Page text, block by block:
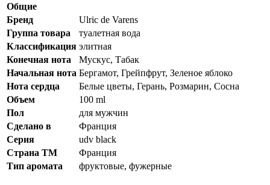
Общие
Бренд
Ulric de Varens
Группа товара
туалетная вода
Классификация элитная
Конечная нота
Мускус, Табак
Начальная нота Бергамот, Грейпфрут, Зеленое яблоко
Нота сердца
Белые цветы, Герань, Розмарин, Сосна
Объем
100 ml
Пол
для мужчин
Сделано в
Франция
Серия
udv black
Страна ТМ
Франция
Тип аромата
фруктовые, фужерные